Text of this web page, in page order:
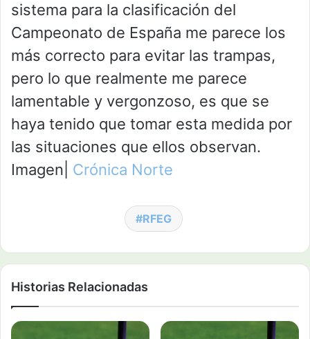
sistema para la clasificación del
Campeonato de España me parece los
más correcto para evitar las trampas,
pero lo que realmente me parece
lamentable y vergonzoso, es que se
haya tenido que tomar esta medida por
las situaciones que ellos observan.
Imagen| Crónica Norte
RFEG
Historias Relacionadas